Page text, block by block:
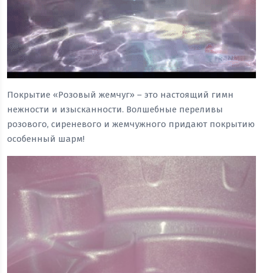
Покрытие «Розовый жемчуг» – это настоящий гимн
нежности и изысканности. Волшебные переливы
розового, сиреневого и жемчужного придают покрытию
особенный шарм!